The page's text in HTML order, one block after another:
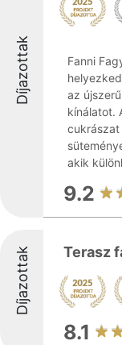
Díjazottak
Fanni
az
kínálatot.
akik
9.2
Díjazottak Terasz
8.1